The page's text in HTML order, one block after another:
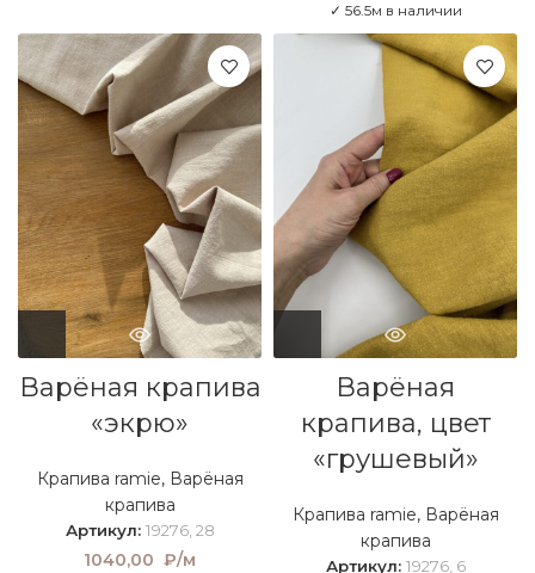
✓ 56.5м в наличии
Варёная крапива
«экрю»
Крапива ramie, Варёная
крапива
Артикул: 19276, 28
1040,00 ₽/м
Варёная
крапива, цвет
«грушевый»
Крапива ramie, Варёная
крапива
Артикул: 19276, 6